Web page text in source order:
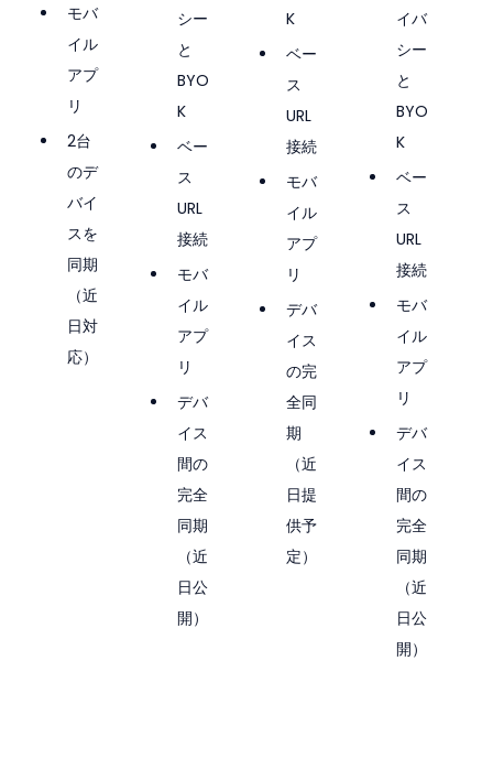
モバ
イル
アプ
リ
2台
のデ
バイ
スを
同期
（近
日対
応）
シー
と
BYO
K
ベー
ス
URL
接続
モバ
イル
アプ
リ
デバ
イス
間の
完全
同期
（近
日公
開）
K
ベー
ス
URL
接続
モバ
イル
アプ
リ
デバ
イス
の完
全同
期
（近
日提
供予
定）
イバ
シー
と
BYO
K
ベー
ス
URL
接続
モバ
イル
アプ
リ
デバ
イス
間の
完全
同期
（近
日公
開）